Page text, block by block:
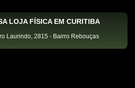
LOJA FÍSICA EM CURITIBA
Laurindo, 2815 - Bairro Rebouças